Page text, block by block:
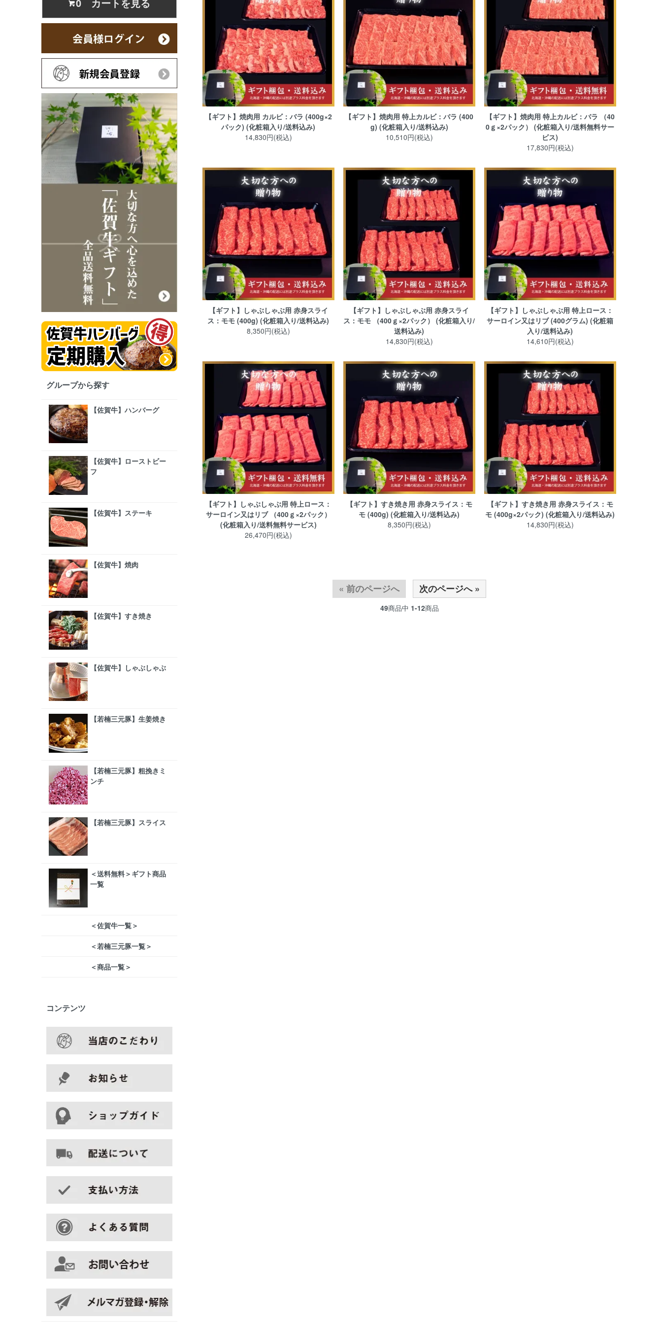
【ギフト】焼肉用 カルビ：バラ (400g×2
パック) (化粧箱入り/送料込み)
14,830円(税込)
【ギフト】焼肉用 特上カルビ：バラ (400
g) (化粧箱入り/送料込み)
10,510円(税込)
【ギフト】焼肉用 特上カルビ：バラ （40
0ｇ×2パック） (化粧箱入り/送料無料サー
ビス)
17,830円(税込)
【ギフト】しゃぶしゃぶ用 赤身スライ
ス：モモ (400g) (化粧箱入り/送料込み)
8,350円(税込)
【ギフト】しゃぶしゃぶ用 赤身スライ
ス：モモ （400ｇ×2パック） (化粧箱入り/
送料込み)
14,830円(税込)
【ギフト】しゃぶしゃぶ用 特上ロース：
サーロイン又はリブ (400グラム) (化粧箱
入り/送料込み)
14,610円(税込)
【ギフト】しゃぶしゃぶ用 特上ロース：
サーロイン又はリブ （400ｇ×2パック）
(化粧箱入り/送料無料サービス)
26,470円(税込)
【ギフト】すき焼き用 赤身スライス：モ
モ (400g) (化粧箱入り/送料込み)
8,350円(税込)
【ギフト】すき焼き用 赤身スライス：モ
モ (400g×2パック) (化粧箱入り/送料込み)
14,830円(税込)
« 前のページへ 次のページへ »
49商品中 1-12商品
グループから探す
【佐賀牛】ハンバーグ
【佐賀牛】ローストビー
フ
【佐賀牛】ステーキ
【佐賀牛】焼肉
【佐賀牛】すき焼き
【佐賀牛】しゃぶしゃぶ
【若楠三元豚】生姜焼き
【若楠三元豚】粗挽きミ
ンチ
【若楠三元豚】スライス
＜送料無料＞ギフト商品
一覧
＜佐賀牛一覧＞
＜若楠三元豚一覧＞
＜商品一覧＞
コンテンツ